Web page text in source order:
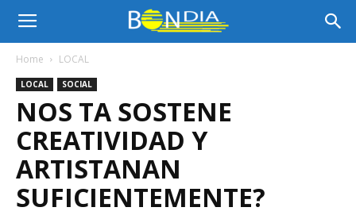
Bon
Dia
Aruba
Home LOCAL
LOCAL SOCIAL
NOS TA SOSTENE
CREATIVIDAD Y
ARTISTANAN
SUFICIENTEMENTE?